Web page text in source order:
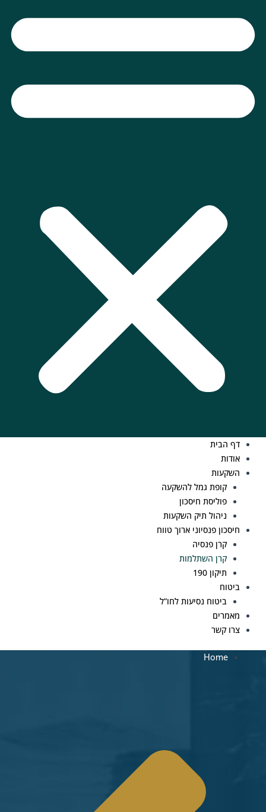
דף הבית
אודות
השקעות
קופת גמל להשקעה
פוליסת חיסכון
ניהול תיק השקעות
חיסכון פנסיוני ארוך טווח
קרן פנסיה
קרן השתלמות
תיקון 190
ביטוח
ביטוח נסיעות לחו”ל
מאמרים
צרו קשר
Home